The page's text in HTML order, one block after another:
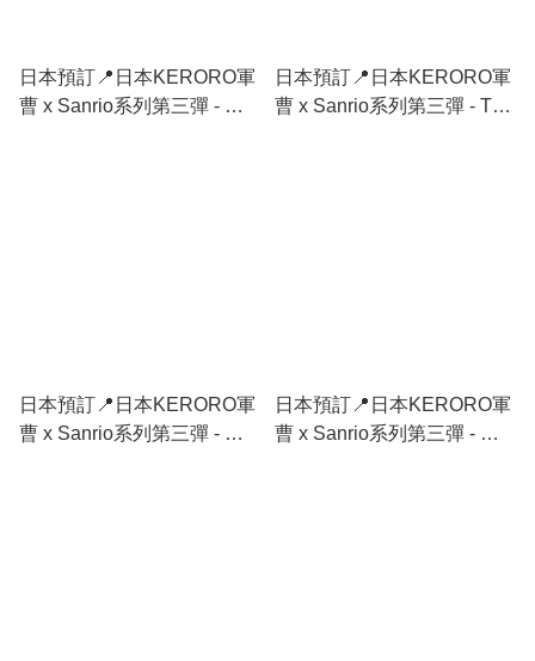
日本預訂📍日本KERORO軍
曹 x Sanrio系列第三彈 - 短
日本預訂📍日本KERORO軍
曹 x Sanrio系列第三彈 - Tote
日本預訂📍日本KERORO軍
曹 x Sanrio系列第三彈 - 手
日本預訂📍日本KERORO軍
曹 x Sanrio系列第三彈 - 陶